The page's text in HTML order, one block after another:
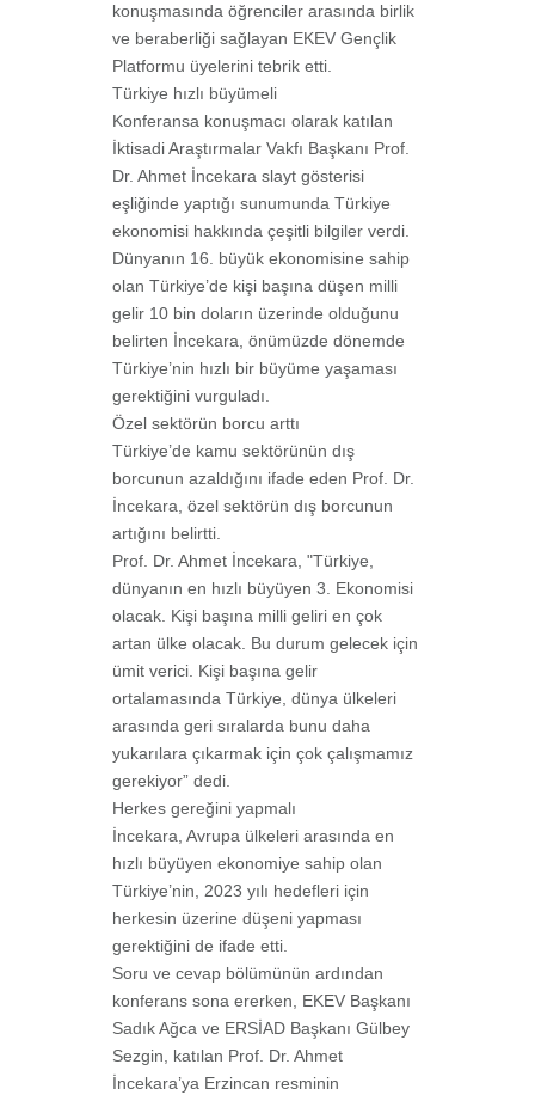
konuşmasında öğrenciler arasında birlik
ve beraberliği sağlayan EKEV Gençlik
Platformu üyelerini tebrik etti.
Türkiye hızlı büyümeli
Konferansa konuşmacı olarak katılan
İktisadi Araştırmalar Vakfı Başkanı Prof.
Dr. Ahmet İncekara slayt gösterisi
eşliğinde yaptığı sunumunda Türkiye
ekonomisi hakkında çeşitli bilgiler verdi.
Dünyanın 16. büyük ekonomisine sahip
olan Türkiye’de kişi başına düşen milli
gelir 10 bin doların üzerinde olduğunu
belirten İncekara, önümüzde dönemde
Türkiye’nin hızlı bir büyüme yaşaması
gerektiğini vurguladı.
Özel sektörün borcu arttı
Türkiye’de kamu sektörünün dış
borcunun azaldığını ifade eden Prof. Dr.
İncekara, özel sektörün dış borcunun
artığını belirtti.
Prof. Dr. Ahmet İncekara, "Türkiye,
dünyanın en hızlı büyüyen 3. Ekonomisi
olacak. Kişi başına milli geliri en çok
artan ülke olacak. Bu durum gelecek için
ümit verici. Kişi başına gelir
ortalamasında Türkiye, dünya ülkeleri
arasında geri sıralarda bunu daha
yukarılara çıkarmak için çok çalışmamız
gerekiyor” dedi.
Herkes gereğini yapmalı
İncekara, Avrupa ülkeleri arasında en
hızlı büyüyen ekonomiye sahip olan
Türkiye’nin, 2023 yılı hedefleri için
herkesin üzerine düşeni yapması
gerektiğini de ifade etti.
Soru ve cevap bölümünün ardından
konferans sona ererken, EKEV Başkanı
Sadık Ağca ve ERSİAD Başkanı Gülbey
Sezgin, katılan Prof. Dr. Ahmet
İncekara’ya Erzincan resminin